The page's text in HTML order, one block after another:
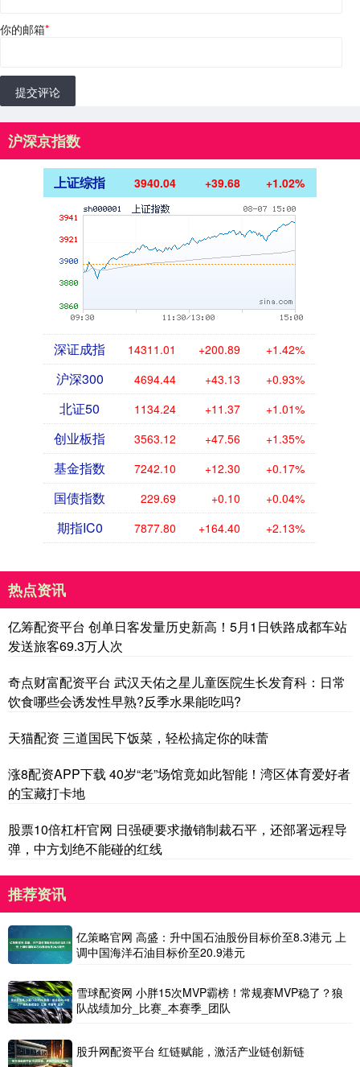
你的邮箱*
提交评论
沪深京指数
上证综指 3940.04 +39.68 +1.02%
深证成指 14311.01 +200.89 +1.42%
沪深300 4694.44 +43.13 +0.93%
北证50 1134.24 +11.37 +1.01%
创业板指 3563.12 +47.56 +1.35%
基金指数 7242.10 +12.30 +0.17%
国债指数 229.69 +0.10 +0.04%
期指IC0 7877.80 +164.40 +2.13%
热点资讯
亿筹配资平台 创单日客发量历史新高！5月1日铁路成都车站
发送旅客69.3万人次
奇点财富配资平台 武汉天佑之星儿童医院生长发育科：日常
饮食哪些会诱发性早熟?反季水果能吃吗?
天猫配资 三道国民下饭菜，轻松搞定你的味蕾
涨8配资APP下载 40岁“老”场馆竟如此智能！湾区体育爱好者
的宝藏打卡地
股票10倍杠杆官网 日强硬要求撤销制裁石平，还部署远程导
弹，中方划绝不能碰的红线
推荐资讯
亿策略官网 高盛：升中国石油股份目标价至8.3港元 上
调中国海洋石油目标价至20.9港元
雪球配资网 小胖15次MVP霸榜！常规赛MVP稳了？狼
队战绩加分_比赛_本赛季_团队
股升网配资平台 红链赋能，激活产业链创新链